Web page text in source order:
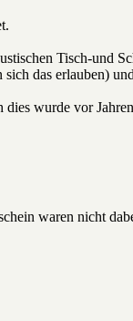
Tisch-und
das erlauben)
wurde vor
waren nicht